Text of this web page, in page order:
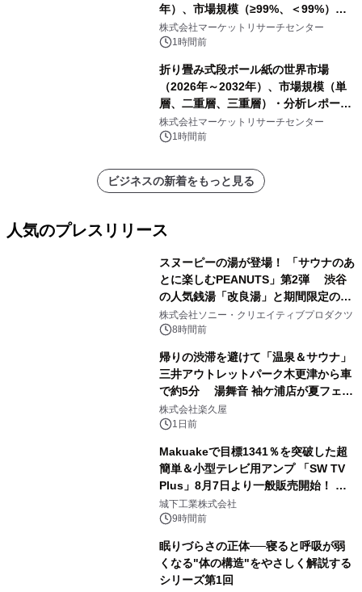
年）、市場規模（≥99%、＜99%）・
分析レポートを発表
株式会社マーケットリサーチセンター
1時間前
折り畳み式段ボール紙の世界市場
（2026年～2032年）、市場規模（単
層、二重層、三重層）・分析レポート
を発表
株式会社マーケットリサーチセンター
1時間前
ビジネスの新着をもっと見る
人気のプレスリリース
スヌーピーの湯が登場！ 「サウナのあ
とに楽しむPEANUTS」第2弾 渋谷
の人気銭湯「改良湯」と期間限定のコ
ラボレーション サウナイキタイコラ
ボグッズも発売決定！
株式会社ソニー・クリエイティブプロダクツ
8時間前
帰りの渋滞を避けて「温泉＆サウナ」
三井アウトレットパーク木更津から車
で約5分 湯舞音 袖ケ浦店が夏フェア
メニューを提供
株式会社楽久屋
1日前
Makuakeで目標1341％を突破した超
簡単＆小型テレビ用アンプ 「SW TV
Plus」8月7日より一般販売開始！ ケ
ーブル1本つなぐだけ、テレビの音が
ぐっと豊かに
城下工業株式会社
9時間前
眠りづらさの正体──寝ると呼吸が弱
くなる"体の構造"をやさしく解説する
シリーズ第1回